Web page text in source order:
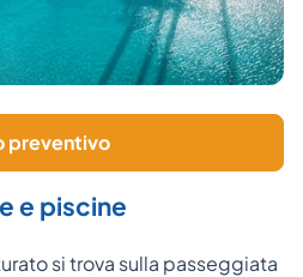
preventivo
e piscine
si trova sulla passeggiata